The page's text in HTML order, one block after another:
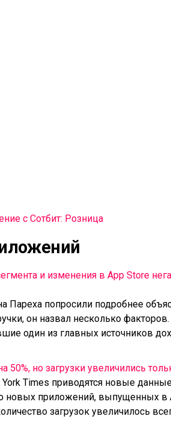
с Сотбит: Розница
и изменения в App Store
Пареха попросили подробнее
он назвал несколько
один из главных источников
но загрузки увеличились
Times приводятся новые
новых приложений, выпущенных в
загрузок увеличилось